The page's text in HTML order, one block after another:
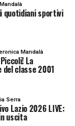
quotidiani sportivi
Mandalà
La
del classe 2001
Serra
Lazio 2026 LIVE:
uscita